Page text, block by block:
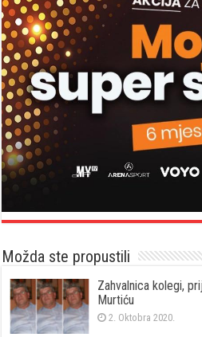
Možda ste propustili
Zahvalnica kolegi,
Murtiću
2. Oktobra 2020.